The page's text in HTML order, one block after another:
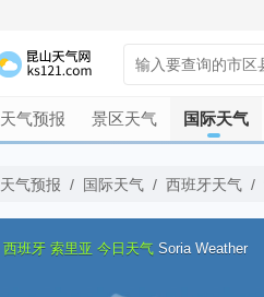
天气预报 景区天气 国际天气
天气预报 / 国际天气 / 西班牙天气 /
西班牙 索里亚 今日天气 Soria Weather